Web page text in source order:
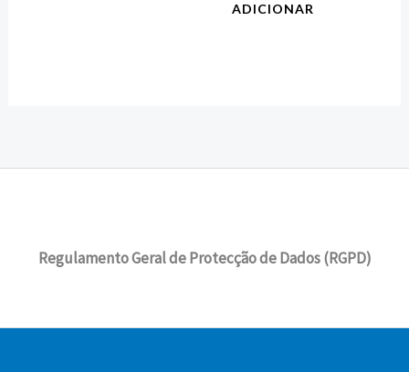
ADICIONAR
Regulamento Geral de Protecção de Dados (RGPD)